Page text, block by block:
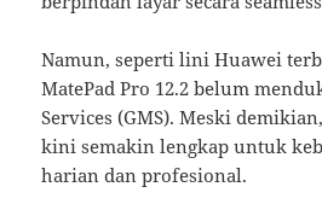
Namun, seperti lini Huawei
MatePad Pro 12.2 belum
Services (GMS). Meski
kini semakin lengkap untuk
harian dan profesional.